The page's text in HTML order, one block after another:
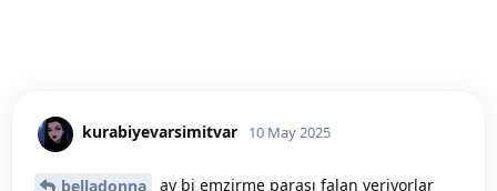
kurabiyevarsimitvar 10 May 2025
belladonna
ay bi emzirme parası falan veriyorlar